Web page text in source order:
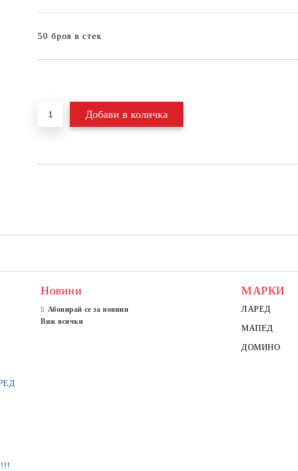
50 броя в стек
МЕТЕКСАН 120Л.PRUVA !!!
Новини
Абонирай се за новини
Виж всички
МАРКИ
ЛАРЕД
МАПЕД
ДОМИНО